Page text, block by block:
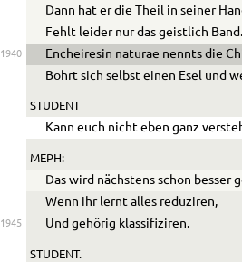
Dann hat er die Theil in seiner
Fehlt leider nur das geistlich
1940 Encheiresin naturae nennts die
Bohrt sich selbst einen Esel und
STUDENT
Kann euch nicht eben ganz
MEPH:
Das wird nächstens schon besser
Wenn ihr lernt alles reduziren,
1945 Und gehörig klassifiziren.
STUDENT.